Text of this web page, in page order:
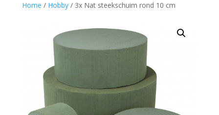
Home / Hobby/ 3x Nat steekschuim rond 10 cm